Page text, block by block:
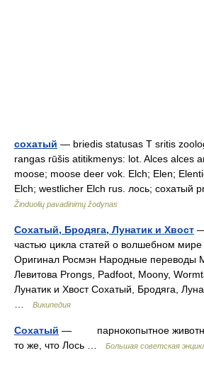
сохатый — briedis statusas T sritis
rangas rūšis atitikmenys: lot. Alces alces
moose; moose deer vok. Elch; Elen;
Elch; westlicher Elch rus. лось; сохатый
Žinduolių pavadinimų žodynas
Сохатый, Бродяга, Лунатик и Хвост
частью цикла статей о волшебном мире
Оригинал Росмэн Народные переводы
Левитова Prongs, Padfoot, Moony,
Лунатик и Хвост Сохатый, Бродяга,
Википедия
Сохатый — парнокопытное
то же, что Лось …
Большая советская